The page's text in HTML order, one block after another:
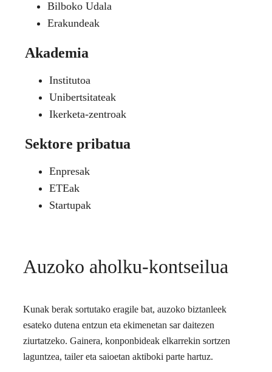
Bilboko Udala
Erakundeak
Akademia
Institutoa
Unibertsitateak
Ikerketa-zentroak
Sektore pribatua
Enpresak
ETEak
Startupak
Auzoko aholku-kontseilua
Kunak berak sortutako eragile bat, auzoko biztanleek
esateko dutena entzun eta ekimenetan sar daitezen
ziurtatzeko. Gainera, konponbideak elkarrekin sortzen
laguntzea, tailer eta saioetan aktiboki parte hartuz.